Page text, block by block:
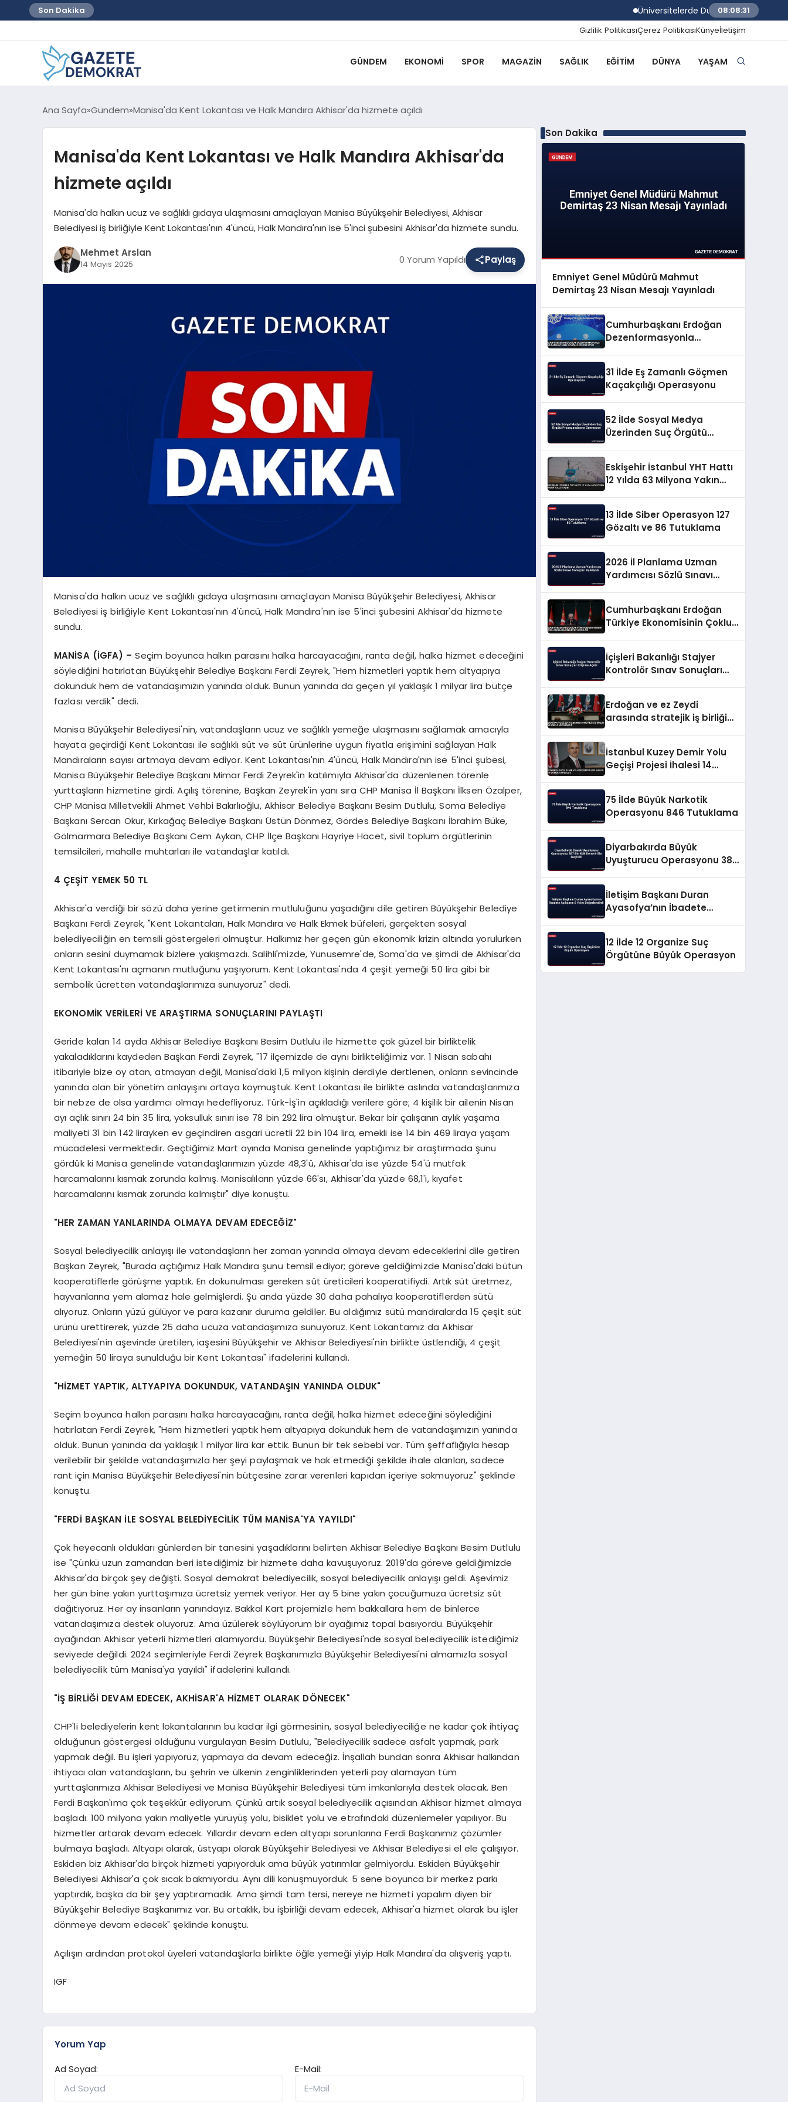
Son Dakika Üniversitelerde Dumansız Kampüs Dönemi
08:08:32
Gizlilik PolitikasıÇerez PolitikasıKünyeİletişim
GÜNDEM EKONOMI SPOR MAGAZIN SAĞLIK EĞITIM DÜNYA YAŞAM
Ana Sayfa Gündem Manisa'da Kent Lokantası ve Halk Mandıra Akhisar'da hizmete açıldı
Manisa'da Kent Lokantası ve Halk Mandıra Akhisar'da
hizmete açıldı
Manisa'da halkın ucuz ve sağlıklı gıdaya ulaşmasını amaçlayan Manisa Büyükşehir Belediyesi, Akhisar
Belediyesi iş birliğiyle Kent Lokantası'nın 4'üncü, Halk Mandıra'nın ise 5'inci şubesini Akhisar'da hizmete sundu.
Mehmet Arslan
14 Mayıs 2025 0 Yorum Yapıldı Paylaş
Manisa'da halkın ucuz ve sağlıklı gıdaya ulaşmasını amaçlayan Manisa Büyükşehir Belediyesi, Akhisar
Belediyesi iş birliğiyle Kent Lokantası'nın 4'üncü, Halk Mandıra'nın ise 5'inci şubesini Akhisar'da hizmete
sundu.
MANİSA (İGFA) –Seçim boyunca halkın parasını halka harcayacağını, ranta değil, halka hizmet edeceğini
söylediğini hatırlatan Büyükşehir Belediye Başkanı Ferdi Zeyrek, "Hem hizmetleri yaptık hem altyapıya
dokunduk hem de vatandaşımızın yanında olduk. Bunun yanında da geçen yıl yaklaşık 1 milyar lira bütçe
fazlası verdik" dedi.
Manisa Büyükşehir Belediyesi'nin, vatandaşların ucuz ve sağlıklı yemeğe ulaşmasını sağlamak amacıyla
hayata geçirdiği Kent Lokantası ile sağlıklı süt ve süt ürünlerine uygun fiyatla erişimini sağlayan Halk
Mandıraların sayısı artmaya devam ediyor. Kent Lokantası'nın 4'üncü, Halk Mandıra'nın ise 5'inci şubesi,
Manisa Büyükşehir Belediye Başkanı Mimar Ferdi Zeyrek'in katılımıyla Akhisar'da düzenlenen törenle
yurttaşların hizmetine girdi. Açılış törenine, Başkan Zeyrek'in yanı sıra CHP Manisa İl Başkanı İlksen Özalper,
CHP Manisa Milletvekili Ahmet Vehbi Bakırlıoğlu, Akhisar Belediye Başkanı Besim Dutlulu, Soma Belediye
Başkanı Sercan Okur, Kırkağaç Belediye Başkanı Üstün Dönmez, Gördes Belediye Başkanı İbrahim Büke,
Gölmarmara Belediye Başkanı Cem Aykan, CHP İlçe Başkanı Hayriye Hacet, sivil toplum örgütlerinin
temsilcileri, mahalle muhtarları ile vatandaşlar katıldı.
4 ÇEŞİT YEMEK 50 TL
Akhisar'a verdiği bir sözü daha yerine getirmenin mutluluğunu yaşadığını dile getiren Büyükşehir Belediye
Başkanı Ferdi Zeyrek, "Kent Lokantaları, Halk Mandıra ve Halk Ekmek büfeleri, gerçekten sosyal
belediyeciliğin en temsili göstergeleri olmuştur. Halkımız her geçen gün ekonomik krizin altında yorulurken
onların sesini duymamak bizlere yakışmazdı. Salihli'mizde, Yunusemre'de, Soma'da ve şimdi de Akhisar'da
Kent Lokantası'nı açmanın mutluğunu yaşıyorum. Kent Lokantası'nda 4 çeşit yemeği 50 lira gibi bir
sembolik ücretten vatandaşlarımıza sunuyoruz" dedi.
EKONOMİK VERİLERİ VE ARAŞTIRMA SONUÇLARINI PAYLAŞTI
Geride kalan 14 ayda Akhisar Belediye Başkanı Besim Dutlulu ile hizmette çok güzel bir birliktelik
yakaladıklarını kaydeden Başkan Ferdi Zeyrek, "17 ilçemizde de aynı birlikteliğimiz var. 1 Nisan sabahı
itibariyle bize oy atan, atmayan değil, Manisa'daki 1,5 milyon kişinin derdiyle dertlenen, onların sevincinde
yanında olan bir yönetim anlayışını ortaya koymuştuk. Kent Lokantası ile birlikte aslında vatandaşlarımıza
bir nebze de olsa yardımcı olmayı hedefliyoruz. Türk-İş'in açıkladığı verilere göre; 4 kişilik bir ailenin Nisan
ayı açlık sınırı 24 bin 35 lira, yoksulluk sınırı ise 78 bin 292 lira olmuştur. Bekar bir çalışanın aylık yaşama
maliyeti 31 bin 142 lirayken ev geçindiren asgari ücretli 22 bin 104 lira, emekli ise 14 bin 469 liraya yaşam
mücadelesi vermektedir. Geçtiğimiz Mart ayında Manisa genelinde yaptığımız bir araştırmada şunu
gördük ki Manisa genelinde vatandaşlarımızın yüzde 48,3'ü, Akhisar'da ise yüzde 54'ü mutfak
harcamalarını kısmak zorunda kalmış. Manisalıların yüzde 66'sı, Akhisar'da yüzde 68,1'i, kıyafet
harcamalarını kısmak zorunda kalmıştır" diye konuştu.
"HER ZAMAN YANLARINDA OLMAYA DEVAM EDECEĞİZ"
Sosyal belediyecilik anlayışı ile vatandaşların her zaman yanında olmaya devam edeceklerini dile getiren
Başkan Zeyrek, "Burada açtığımız Halk Mandıra şunu temsil ediyor; göreve geldiğimizde Manisa'daki bütün
kooperatiflerle görüşme yaptık. En dokunulması gereken süt üreticileri kooperatifiydi. Artık süt üretmez,
hayvanlarına yem alamaz hale gelmişlerdi. Şu anda yüzde 30 daha pahalıya kooperatiflerden sütü
alıyoruz. Onların yüzü gülüyor ve para kazanır duruma geldiler. Bu aldığımız sütü mandıralarda 15 çeşit süt
ürünü ürettirerek, yüzde 25 daha ucuza vatandaşımıza sunuyoruz. Kent Lokantamız da Akhisar
Belediyesi'nin aşevinde üretilen, iaşesini Büyükşehir ve Akhisar Belediyesi'nin birlikte üstlendiği, 4 çeşit
yemeğin 50 liraya sunulduğu bir Kent Lokantası" ifadelerini kullandı.
"HİZMET YAPTIK, ALTYAPIYA DOKUNDUK, VATANDAŞIN YANINDA OLDUK"
Seçim boyunca halkın parasını halka harcayacağını, ranta değil, halka hizmet edeceğini söylediğini
hatırlatan Ferdi Zeyrek, "Hem hizmetleri yaptık hem altyapıya dokunduk hem de vatandaşımızın yanında
olduk. Bunun yanında da yaklaşık 1 milyar lira kar ettik. Bunun bir tek sebebi var. Tüm şeffaflığıyla hesap
verilebilir bir şekilde vatandaşımızla her şeyi paylaşmak ve hak etmediği şekilde ihale alanları, sadece
rant için Manisa Büyükşehir Belediyesi'nin bütçesine zarar verenleri kapıdan içeriye sokmuyoruz" şeklinde
konuştu.
"FERDİ BAŞKAN İLE SOSYAL BELEDİYECİLİK TÜM MANİSA'YA YAYILDI"
Çok heyecanlı oldukları günlerden bir tanesini yaşadıklarını belirten Akhisar Belediye Başkanı Besim Dutlulu
ise "Çünkü uzun zamandan beri istediğimiz bir hizmete daha kavuşuyoruz. 2019'da göreve geldiğimizde
Akhisar'da birçok şey değişti. Sosyal demokrat belediyecilik, sosyal belediyecilik anlayışı geldi. Aşevimiz
her gün bine yakın yurttaşımıza ücretsiz yemek veriyor. Her ay 5 bine yakın çocuğumuza ücretsiz süt
dağıtıyoruz. Her ay insanların yanındayız. Bakkal Kart projemizle hem bakkallara hem de binlerce
vatandaşımıza destek oluyoruz. Ama üzülerek söylüyorum bir ayağımız topal basıyordu. Büyükşehir
ayağından Akhisar yeterli hizmetleri alamıyordu. Büyükşehir Belediyesi'nde sosyal belediyecilik istediğimiz
seviyede değildi. 2024 seçimleriyle Ferdi Zeyrek Başkanımızla Büyükşehir Belediyesi'ni almamızla sosyal
belediyecilik tüm Manisa'ya yayıldı" ifadelerini kullandı.
"İŞ BİRLİĞİ DEVAM EDECEK, AKHİSAR'A HİZMET OLARAK DÖNECEK"
CHP'li belediyelerin kent lokantalarının bu kadar ilgi görmesinin, sosyal belediyeciliğe ne kadar çok ihtiyaç
olduğunun göstergesi olduğunu vurgulayan Besim Dutlulu, "Belediyecilik sadece asfalt yapmak, park
yapmak değil. Bu işleri yapıyoruz, yapmaya da devam edeceğiz. İnşallah bundan sonra Akhisar halkından
ihtiyacı olan vatandaşların, bu şehrin ve ülkenin zenginliklerinden yeterli pay alamayan tüm
yurttaşlarımıza Akhisar Belediyesi ve Manisa Büyükşehir Belediyesi tüm imkanlarıyla destek olacak. Ben
Ferdi Başkan'ıma çok teşekkür ediyorum. Çünkü artık sosyal belediyecilik açısından Akhisar hizmet almaya
başladı. 100 milyona yakın maliyetle yürüyüş yolu, bisiklet yolu ve etrafındaki düzenlemeler yapılıyor. Bu
hizmetler artarak devam edecek. Yıllardır devam eden altyapı sorunlarına Ferdi Başkanımız çözümler
bulmaya başladı. Altyapı olarak, üstyapı olarak Büyükşehir Belediyesi ve Akhisar Belediyesi el ele çalışıyor.
Eskiden biz Akhisar'da birçok hizmeti yapıyorduk ama büyük yatırımlar gelmiyordu. Eskiden Büyükşehir
Belediyesi Akhisar'a çok sıcak bakmıyordu. Aynı dili konuşmuyorduk. 5 sene boyunca bir merkez parkı
yaptırdık, başka da bir şey yaptıramadık. Ama şimdi tam tersi, nereye ne hizmeti yapalım diyen bir
Büyükşehir Belediye Başkanımız var. Bu ortaklık, bu işbirliği devam edecek, Akhisar'a hizmet olarak bu işler
dönmeye devam edecek" şeklinde konuştu.
Açılışın ardından protokol üyeleri vatandaşlarla birlikte öğle yemeği yiyip Halk Mandıra'da alışveriş yaptı.
IGF
Yorum Yap
Ad Soyad:
E-Mail:
Son Dakika
Emniyet Genel Müdürü Mahmut
Demirtaş 23 Nisan Mesajı Yayınladı
Cumhurbaşkanı Erdoğan
Dezenformasyonla
31 İlde Eş Zamanlı Göçmen
Kaçakçılığı Operasyonu
52 İlde Sosyal Medya
Üzerinden Suç Örgütü
Eskişehir İstanbul YHT Hattı
12 Yılda 63 Milyona Yakın
13 İlde Siber Operasyon 127
Gözaltı ve 86 Tutuklama
2026 İl Planlama Uzman
Yardımcısı Sözlü Sınavı
Cumhurbaşkanı Erdoğan
Türkiye Ekonomisinin Çoklu
İçişleri Bakanlığı Stajyer
Kontrolör Sınav Sonuçları
Erdoğan ve ez Zeydi
arasında stratejik iş birliği
İstanbul Kuzey Demir Yolu
Geçişi Projesi İhalesi 14
75 İlde Büyük Narkotik
Operasyonu 846 Tutuklama
Diyarbakırda Büyük
Uyuşturucu Operasyonu 387
İletişim Başkanı Duran
Ayasofya’nın İbadete
12 İlde 12 Organize Suç
Örgütüne Büyük Operasyon